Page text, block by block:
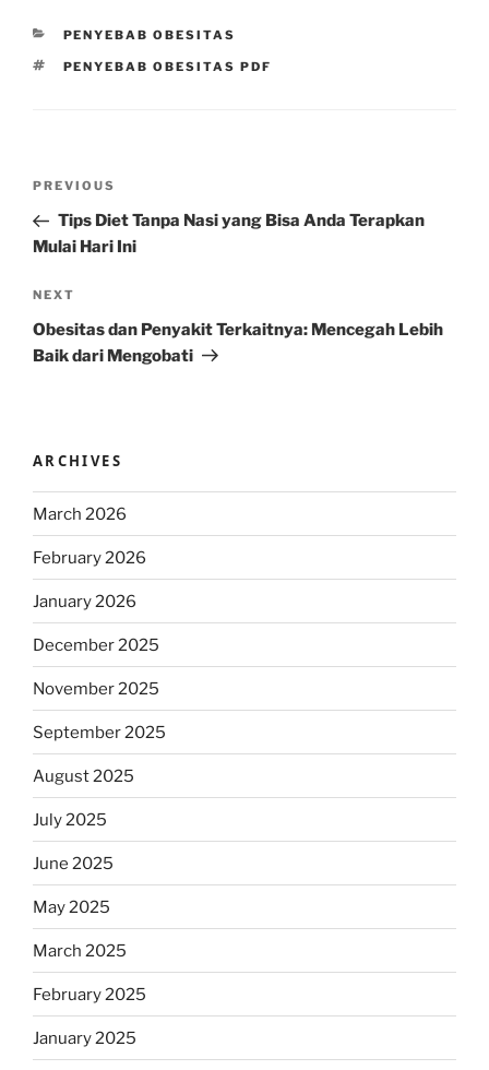
CATEGORIES
PENYEBAB OBESITAS
TAGS
PENYEBAB OBESITAS PDF
Previous
Post
PREVIOUS
Tips Diet Tanpa Nasi yang Bisa Anda Terapkan
Mulai Hari Ini
Next
Post
NEXT
Obesitas dan Penyakit Terkaitnya: Mencegah Lebih
Baik dari Mengobati
ARCHIVES
March 2026
February 2026
January 2026
December 2025
November 2025
September 2025
August 2025
July 2025
June 2025
May 2025
March 2025
February 2025
January 2025